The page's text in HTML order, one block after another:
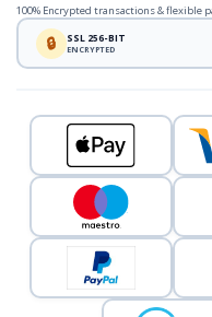
100% Encrypted transactions & flexible
🔒 SSL 256-BIT
ENCRYPTED